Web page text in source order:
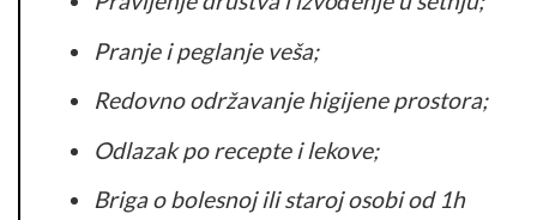
Pranje i peglanje veša;
Redovno održavanje higijene prostora;
Odlazak po recepte i lekove;
Briga o bolesnoj ili staroj osobi od 1h